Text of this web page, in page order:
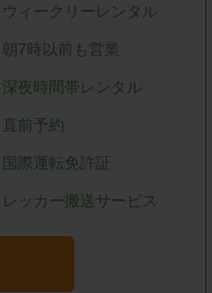
ウィークリーレンタル
朝7時以前も営業
深夜時間帯レンタル
直前予約
国際運転免許証
レッカー搬送サービス